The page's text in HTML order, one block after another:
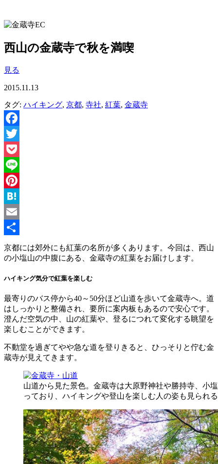
西山の金蔵寺で秋を満喫
見る
2015.11.13
タグ: ハイキング, 京都, 寺社, 紅葉, 金蔵寺
Facebook
Twitter
Pocket
Line
Pinterest
Hatena
Email
共
有
京都には郊外にも紅葉の名所が多くあります。今回は、西山
の小塩山の中腹にある、金蔵寺の紅葉をお届けします。
ハイキング気分で紅葉を楽しむ
最寄りのバス停から40～50分ほど山道を歩いて金蔵寺へ。道
はしっかりと整備され、要所に案内板もあるので安心です。
澄んだ空気の中、山の紅葉や、登るにつれて変化する眺望を
楽しむことができます。
不動堂を過ぎてやや急な道を登りきると、ひっそりと佇む金
蔵寺が見えてきます。
山道から見た景色。金蔵寺は大原野神社や勝持寺、小
っており、ハイキングや登山を楽しむ人の姿も見られ